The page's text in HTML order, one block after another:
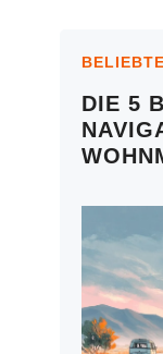
DIE 5